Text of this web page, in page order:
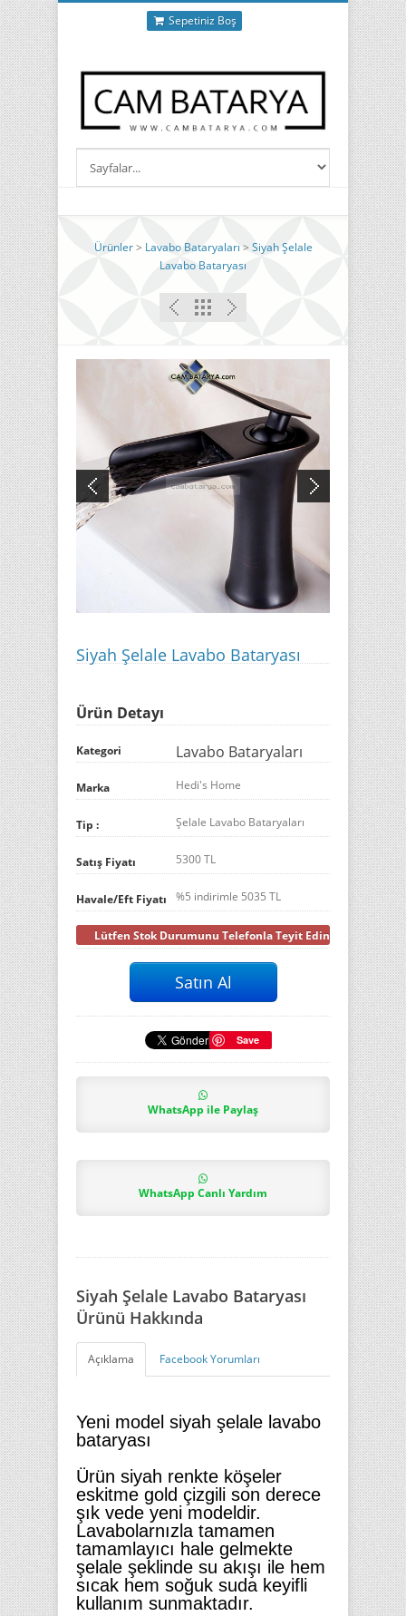
Sepetiniz Boş
Ürünler> Lavabo Bataryaları > Siyah Şelale
Lavabo Bataryası
Siyah Şelale Lavabo Bataryası
Ürün Detayı
Kategori Lavabo Bataryaları
Marka Hedi's Home
Tip : Şelale Lavabo Bataryaları
Satış Fiyatı 5300 TL
Havale/Eft Fiyatı %5 indirimle 5035 TL
Lütfen Stok Durumunu Telefonla Teyit Ediniz
Save
WhatsApp ile Paylaş
WhatsApp Canlı Yardım
Siyah Şelale Lavabo Bataryası
Ürünü Hakkında
Açıklama Facebook Yorumları
Yeni model siyah şelale lavabo
bataryası
Ürün siyah renkte köşeler
eskitme gold çizgili son derece
şık vede yeni modeldir.
Lavabolarnızla tamamen
tamamlayıcı hale gelmekte
şelale şeklinde su akışı ile hem
sıcak hem soğuk suda keyifli
kullanım sunmaktadır.